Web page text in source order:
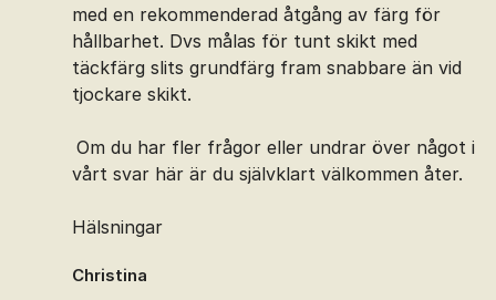
med en rekommenderad åtgång av färg för
hållbarhet. Dvs målas för tunt skikt med
täckfärg slits grundfärg fram snabbare än vid
tjockare skikt.
Om du har fler frågor eller undrar över något i
vårt svar här är du självklart välkommen åter.
Hälsningar
Christina